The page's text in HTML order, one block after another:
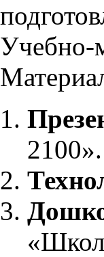
Учебно-
2100».